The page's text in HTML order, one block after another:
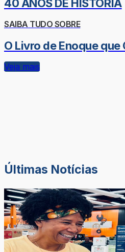
40 ANOS DE HISTÓRIA
SAIBA TUDO SOBRE
O Livro de Enoque
Veja mais
Últimas Notícias